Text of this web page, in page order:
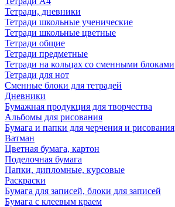
Тетради, дневники
Тетради школьные ученические
Тетради школьные цветные
Тетради общие
Тетради предметные
Тетради на кольцах со сменными блоками
Тетради для нот
Сменные блоки для тетрадей
Дневники
Бумажная продукция для творчества
Альбомы для рисования
Бумага и папки для черчения и рисования
Ватман
Цветная бумага, картон
Поделочная бумага
Папки, дипломные, курсовые
Раскраски
Бумага для записей, блоки для записей
Бумага с клеевым краем